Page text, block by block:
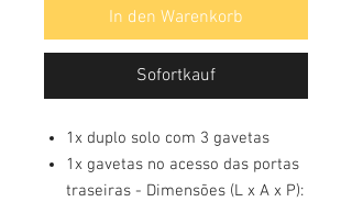
In den Warenkorb
Sofortkauf
1x duplo solo com 3 gavetas
1x gavetas no acesso das portas
traseiras - Dimensões (L x A x P):